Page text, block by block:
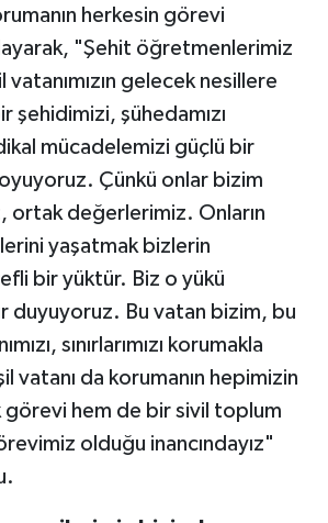
herkesin görevi
"Şehit öğretmenlerimiz
vatanımızın gelecek nesillere
şehidimizi, şühedamızı
mücadelemizi güçlü bir
Çünkü onlar bizim
ortak değerlerimiz. Onların
yaşatmak bizlerin
bir yüktür. Biz o yükü
duyuyoruz. Bu vatan bizim, bu
sınırlarımızı korumakla
vatanı da korumanın hepimizin
görevi hem de bir sivil toplum
olduğu inancındayız"